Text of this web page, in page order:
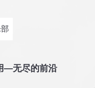
—无尽的前沿